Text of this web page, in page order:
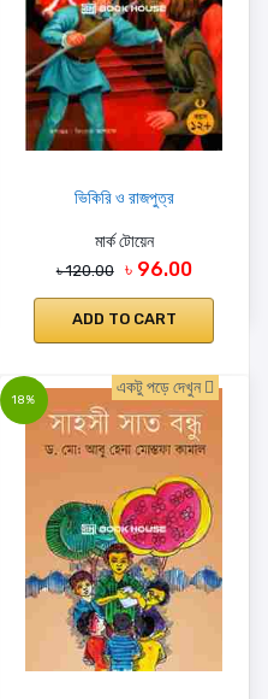
ভিকিরি ও রাজপুত্র
মার্ক টোয়েন
৳ 120.00 ৳ 96.00
ADD TO CART
18%
একটু পড়ে দেখুন